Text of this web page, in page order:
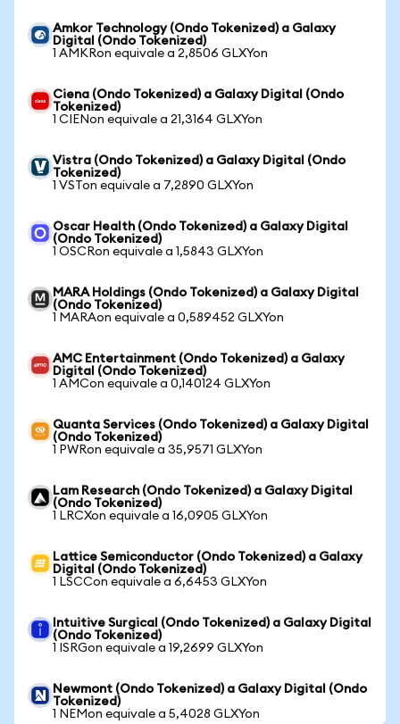
Amkor Technology (Ondo Tokenized) a Galaxy
Digital (Ondo Tokenized)
1 AMKRon equivale a 2,8506 GLXYon
Ciena (Ondo Tokenized) a Galaxy Digital (Ondo
Tokenized)
1 CIENon equivale a 21,3164 GLXYon
Vistra (Ondo Tokenized) a Galaxy Digital (Ondo
Tokenized)
1 VSTon equivale a 7,2890 GLXYon
Oscar Health (Ondo Tokenized) a Galaxy Digital
(Ondo Tokenized)
1 OSCRon equivale a 1,5843 GLXYon
MARA Holdings (Ondo Tokenized) a Galaxy Digital
(Ondo Tokenized)
1 MARAon equivale a 0,589452 GLXYon
AMC Entertainment (Ondo Tokenized) a Galaxy
Digital (Ondo Tokenized)
1 AMCon equivale a 0,140124 GLXYon
Quanta Services (Ondo Tokenized) a Galaxy Digital
(Ondo Tokenized)
1 PWRon equivale a 35,9571 GLXYon
Lam Research (Ondo Tokenized) a Galaxy Digital
(Ondo Tokenized)
1 LRCXon equivale a 16,0905 GLXYon
Lattice Semiconductor (Ondo Tokenized) a Galaxy
Digital (Ondo Tokenized)
1 LSCCon equivale a 6,6453 GLXYon
Intuitive Surgical (Ondo Tokenized) a Galaxy Digital
(Ondo Tokenized)
1 ISRGon equivale a 19,2699 GLXYon
Newmont (Ondo Tokenized) a Galaxy Digital (Ondo
Tokenized)
1 NEMon equivale a 5,4028 GLXYon